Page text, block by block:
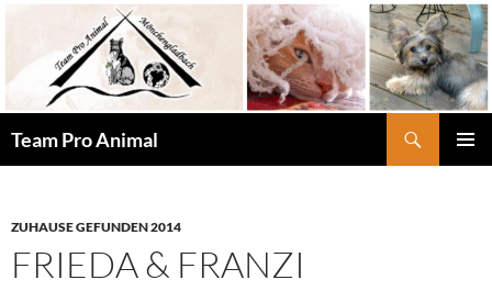
springen
Team Pro Animal
ZUHAUSE GEFUNDEN 2014
FRIEDA & FRANZI